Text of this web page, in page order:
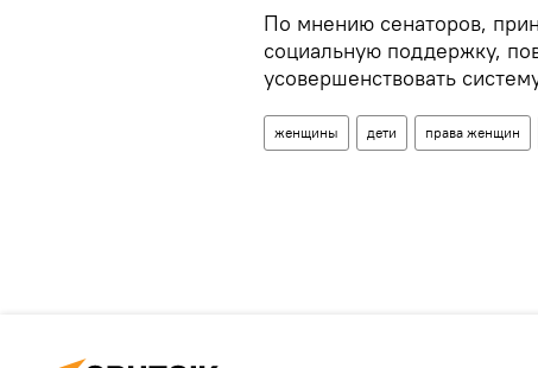
По мнению сенаторов,
социальную поддержку,
усовершенствовать
женщины дети права женщин